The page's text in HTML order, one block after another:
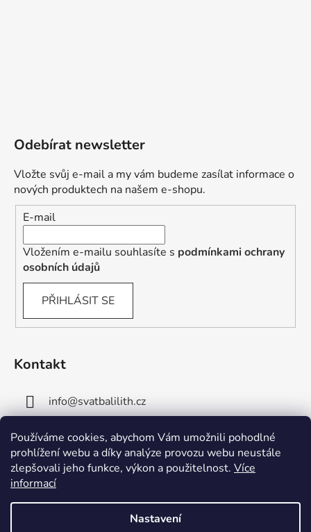
Používáme cookies, abychom Vám umožnili pohodlné
prohlížení webu a díky analýze provozu webu neustále
zlepšovali jeho funkce, výkon a použitelnost. Více
informací
Nastavení
Odebírat newsletter
Vložte svůj e-mail a my vám budeme zasílat informace o
nových produktech na našem e-shopu.
E-mail
Vložením e-mailu souhlasíte s podmínkami ochrany
osobních údajů
PŘIHLÁSIT SE
Kontakt
info@svatbalilith.cz
+420 778 745 219
+420 778 770 784